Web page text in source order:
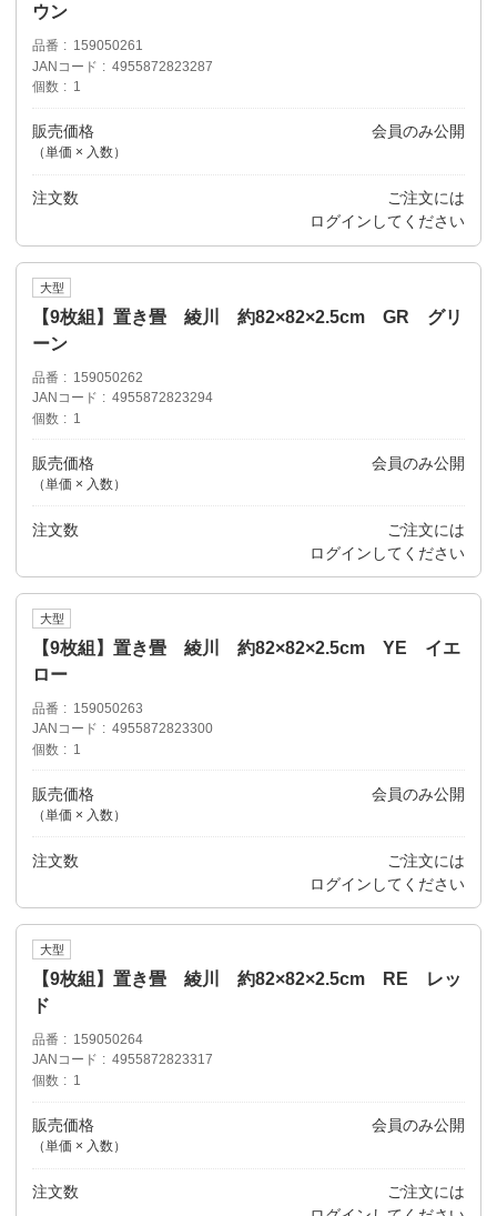
ウン
品番
159050261
JANコード
4955872823287
個数
1
販売価格
（単価 × 入数）
会員のみ公開
注文数
ご注文には
ログイン してください
大型
【9枚組】置き畳 綾川 約82×82×2.5cm GR グリ
ーン
品番
159050262
JANコード
4955872823294
個数
1
販売価格
（単価 × 入数）
会員のみ公開
注文数
ご注文には
ログイン してください
大型
【9枚組】置き畳 綾川 約82×82×2.5cm YE イエ
ロー
品番
159050263
JANコード
4955872823300
個数
1
販売価格
（単価 × 入数）
会員のみ公開
注文数
ご注文には
ログイン してください
大型
【9枚組】置き畳 綾川 約82×82×2.5cm RE レッ
ド
品番
159050264
JANコード
4955872823317
個数
1
販売価格
（単価 × 入数）
会員のみ公開
注文数
ご注文には